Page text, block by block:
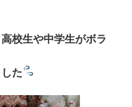
校生や中学生がボラ
た